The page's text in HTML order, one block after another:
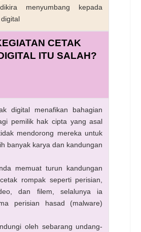
menyumbang kepada
CETAK
ITU SALAH?
digital menafikan bahagian
pemilik hak cipta yang asal
mendorong mereka untuk
banyak karya dan kandungan
memuat turun kandungan
rompak seperti perisian,
dan filem, selalunya ia
perisian hasad (malware)
oleh sebarang undang-